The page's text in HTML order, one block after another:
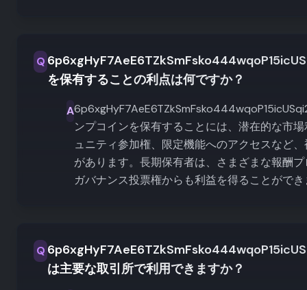
Q
を保有することの利点は何ですか？
A
ンプコインを保有することには、潜在的な市
ュニティ参加権、限定機能へのアクセスなど
があります。長期保有者は、さまざまな報酬
ガバナンス投票権からも利益を得ることがで
Q
は主要な取引所で利用できますか？